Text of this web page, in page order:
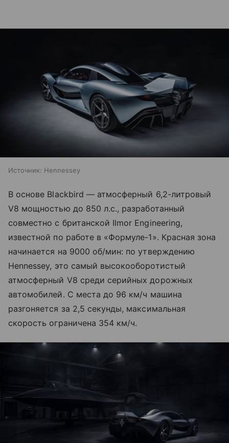
Источник: Hennessey
В основе Blackbird — атмосферный 6,2-литровый
V8 мощностью до 850 л.с., разработанный
совместно с британской Ilmor Engineering,
известной по работе в «Формуле-1». Красная зона
начинается на 9000 об/мин: по утверждению
Hennessey, это самый высокооборотистый
атмосферный V8 среди серийных дорожных
автомобилей. С места до 96 км/ч машина
разгоняется за 2,5 секунды, максимальная
скорость ограничена 354 км/ч.